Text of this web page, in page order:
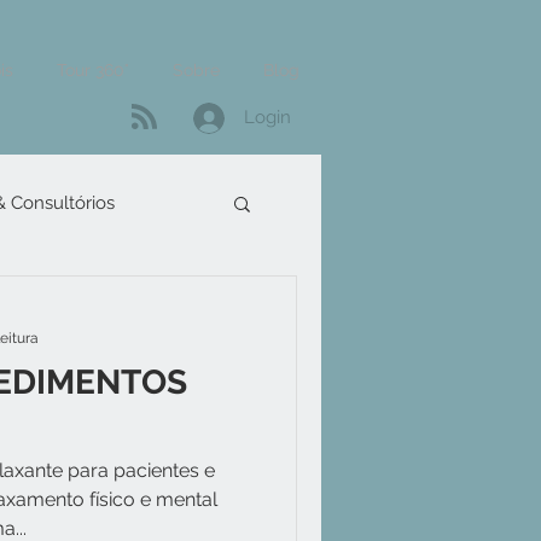
Tour 360° Sobre Blog
Login
Consultórios
para pacientes e
físico e mental